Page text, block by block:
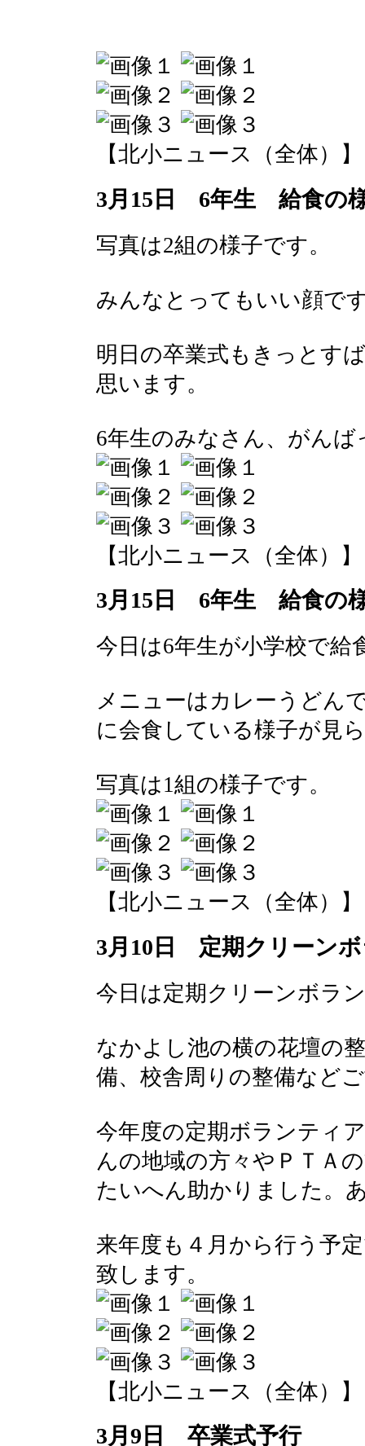
【北小ニュース（全体）
3月15日 6年生 給食の
写真は2組の様子です。
みんなとってもいい顔で
明日の卒業式もきっとす
思います。
6年生のみなさん、がん
【北小ニュース（全体）
3月15日 6年生 給食の
今日は6年生が小学校で給
メニューはカレーうどん
に会食している様子が見
写真は1組の様子です。
【北小ニュース（全体）
3月10日 定期クリーン
今日は定期クリーンボラ
なかよし池の横の花壇の
備、校舎周りの整備など
今年度の定期ボランティ
んの地域の方々やＰＴＡ
たいへん助かりました。
来年度も４月から行う予
致します。
【北小ニュース（全体）
3月9日 卒業式予行